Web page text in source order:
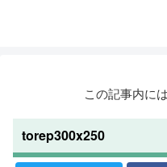
この記事内に
torep300x250